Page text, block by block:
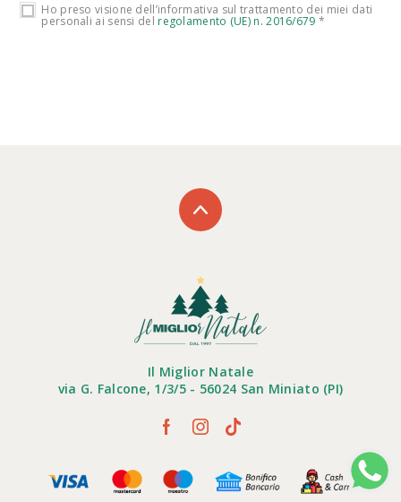
Ho preso visione dell’informativa sul trattamento dei miei dati
personali ai sensi del regolamento (UE) n. 2016/679 *
Il Miglior Natale
via G. Falcone, 1/3/5 - 56024 San Miniato (PI)